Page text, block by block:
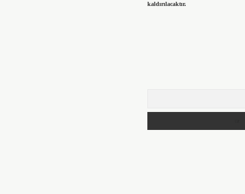
kaldırılacaktır.